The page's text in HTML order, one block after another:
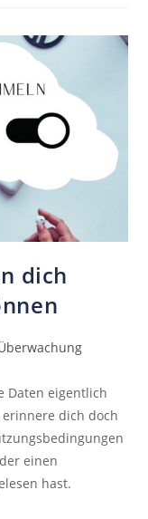
dich
Daten eigentlich
dich doch
einen
hast.